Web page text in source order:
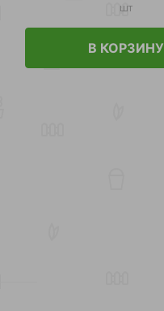
шт
В КОРЗИНУ